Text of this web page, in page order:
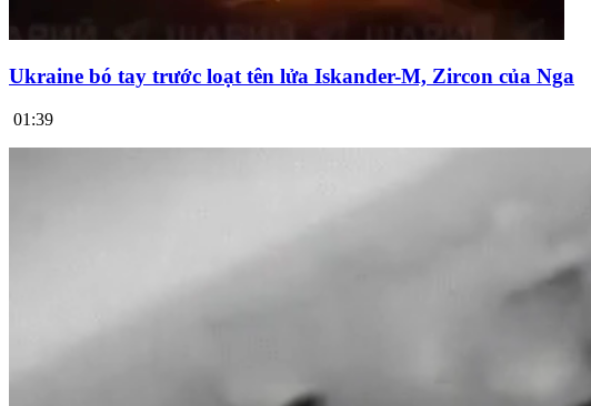
Ukraine bó tay trước loạt tên lửa Iskander-M, Zircon của Nga
01:39